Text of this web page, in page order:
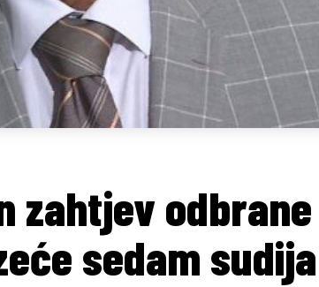
zahtjev
sedam sudija